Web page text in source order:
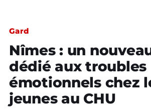
Gard
Nîmes : un
dédié aux troubles
émotionnels chez
jeunes au CHU